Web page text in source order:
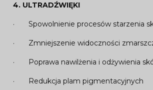
4. ULTRADŹWIĘKI
· Spowolnienie procesów starzenia
· Zmniejszenie widoczności
· Poprawa nawilżenia i odżywienia
· Redukcja plam pigmentacyjnych